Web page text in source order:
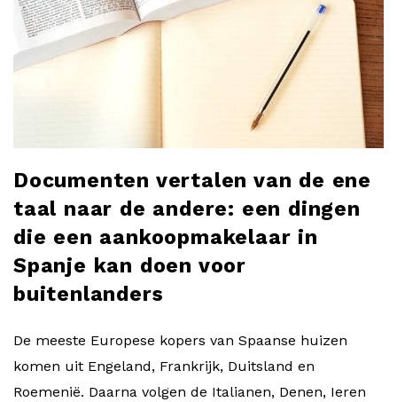
o
b
o
g
Documenten vertalen van de ene
taal naar de andere: een dingen
die een aankoopmakelaar in
Spanje kan doen voor
buitenlanders
De meeste Europese kopers van Spaanse huizen
komen uit Engeland, Frankrijk, Duitsland en
Roemenië. Daarna volgen de Italianen, Denen, Ieren